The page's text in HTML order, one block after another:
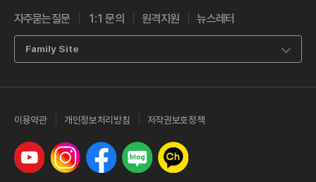
자주묻는질문 1:1 문의 원격지원 뉴스레터
Family Site
이용약관 개인정보처리방침 저작권보호정책
유튜브 인스타그램 페이스북 네이버 블로그카카오톡 채널